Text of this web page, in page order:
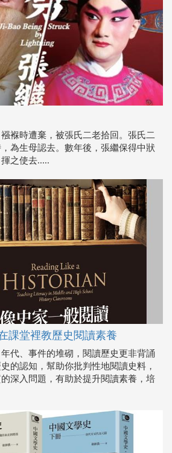
褓時遭棄，被張氏二老拾回。張氏二
為生母認去。數年後，張繼保得中狀
之使去.....
課堂裡教歷史閱讀素養
代、事件的堆砌，閱讀歷史更非背誦
的認知，幫助你批判性地閱讀史料，
深入問題，有助於提升閱讀素養，培